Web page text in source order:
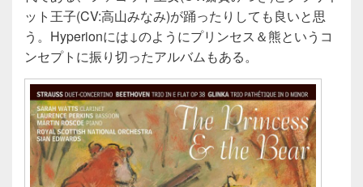
ット王子(CV:高山みなみ)が踊ったりしても良いと思
う。Hyperionには↓のようにプリンセス＆熊というコ
ンセプトに振り切ったアルバムもある。